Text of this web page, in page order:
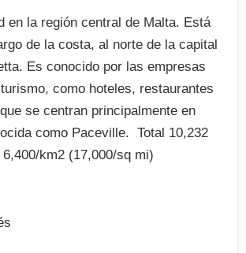
actividades optativas (abonar en
(cuando proceda)
en la región central de Malta. Está
de la costa, al norte de la capital
Es conocido por las empresas
como hoteles, restaurantes
se centran principalmente en
como Paceville.  Total 10,232
6,400/km2 (17,000/sq mi)